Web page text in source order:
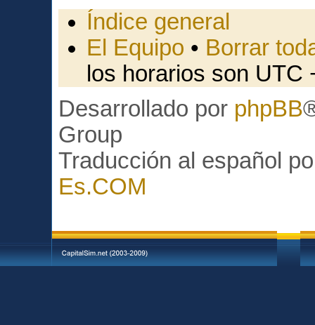
Índice general
El Equipo • Borrar
los horarios son UTC
Desarrollado por phpBB
Group
Traducción al español
Es.COM